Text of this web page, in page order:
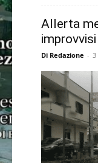
Allerta
Di Redazione - 3